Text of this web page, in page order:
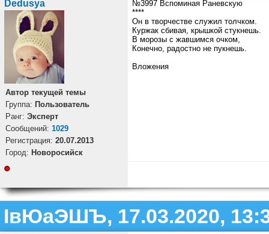
Dedusya
Автор текущей темы
Группа: Пользователь
Ранг: Эксперт
Cообщений: 1029
Регистрация: 20.07.2013
Город: Новоросийск
№3997 Вспоминая Раневскую
****
Он в творчестве служил толчком.
Куржак сбивая, крышкой стукнешь.
В морозы с жавшимся очком,
Конечно, радостно не пукнешь.
Вложения
ІвЮаЭШЪ, 17.03.2020,